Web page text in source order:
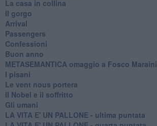
La casa in collina
Il gorgo
Arrival
Passengers
Confessioni
Buon anno
METASEMANTICA omaggio a Fosco Maraini
I pisani
Le vent nous portera
Il Nobel e il soffritto
Gli umani
LA VITA E' UN PALLONE - ultima puntata